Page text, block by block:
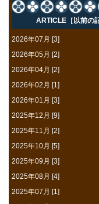
ARTICLE［以前の
2026年07月 [3]
2026年05月 [2]
2026年04月 [2]
2026年02月 [1]
2026年01月 [3]
2025年12月 [9]
2025年11月 [2]
2025年10月 [5]
2025年09月 [3]
2025年08月 [4]
2025年07月 [1]